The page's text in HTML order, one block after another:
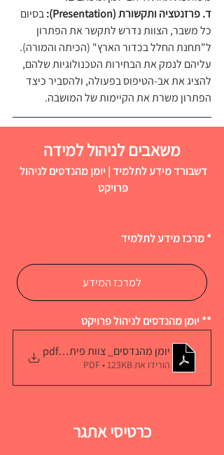
ד. פרזנטציה ותקשורת (Presentation):
בסיום
כל משבר, הצוות נדרש לתקשר את הפתרון
ל"תחנת החלל בכדור הארץ" (הכיתה והמורה).
עליהם לנמק את הבחירות הטכנולוגיות שלהם,
להציג את אב-הטיפוס בפעולה, ולהסביר כיצד
הפתרון משרת את הקיימות של המושבה.
משאבים לניהול למידה
דשבורד מידע לתלמיד | יומן מהנדסים לניהול
פרויקט
* מרכז מידע לתלמיד
למרכז המידע
** יומן מהנדסים לניהול פרויקט
יומן מהנדסים_ צוות פיתוח - מושבת
.pdf
הורידו את PDF • 123KB
כרטיסי אתגר